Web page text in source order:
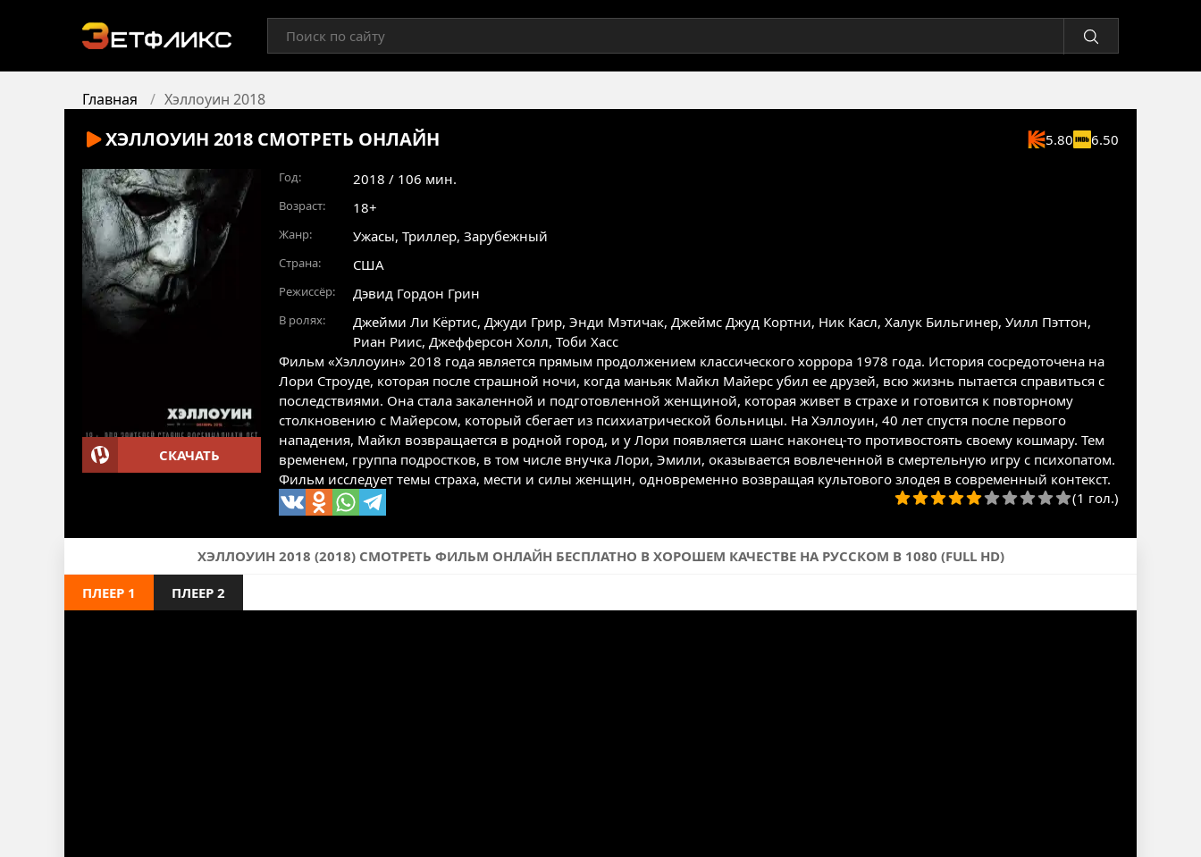
Главная Хэллоуин 2018
ХЭЛЛОУИН 2018 СМОТРЕТЬ ОНЛАЙН 5.80 6.50
СКАЧАТЬ
Год: 2018 / 106 мин.
Возраст: 18+
Жанр: Ужасы, Триллер, Зарубежный
Страна: США
Режиссёр: Дэвид Гордон Грин
В ролях: Джейми Ли Кёртис, Джуди Грир, Энди Мэтичак, Джеймс Джуд Кортни, Ник Касл, Халук Бильгинер, Уилл Пэттон,
Риан Риис, Джефферсон Холл, Тоби Хасс
Фильм «Хэллоуин» 2018 года является прямым продолжением классического хоррора 1978 года. История сосредоточена на
Лори Строуде, которая после страшной ночи, когда маньяк Майкл Майерс убил ее друзей, всю жизнь пытается справиться с
последствиями. Она стала закаленной и подготовленной женщиной, которая живет в страхе и готовится к повторному
столкновению с Майерсом, который сбегает из психиатрической больницы. На Хэллоуин, 40 лет спустя после первого
нападения, Майкл возвращается в родной город, и у Лори появляется шанс наконец-то противостоять своему кошмару. Тем
временем, группа подростков, в том числе внучка Лори, Эмили, оказывается вовлеченной в смертельную игру с психопатом.
Фильм исследует темы страха, мести и силы женщин, одновременно возвращая культового злодея в современный контекст.
(1 гол.)
ХЭЛЛОУИН 2018 (2018) СМОТРЕТЬ ФИЛЬМ ОНЛАЙН БЕСПЛАТНО В ХОРОШЕМ КАЧЕСТВЕ НА РУССКОМ В 1080 (FULL HD)
ПЛЕЕР 1 ПЛЕЕР 2